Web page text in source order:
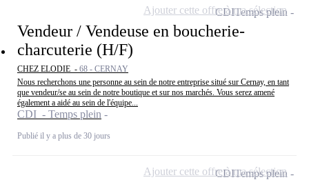
Vendeur / Vendeuse en boucherie-
charcuterie (H/F)
CHEZ ELODIE - 68 - CERNAY
Nous recherchons une personne au sein de notre entreprise situé sur Cernay, en tant
que vendeur/se au sein de notre boutique et sur nos marchés. Vous serez amené
également a aidé au sein de l'équipe...
CDI - Temps plein
Publié il y a plus de 30 jours
CDITemps plein
Ajouter cette offre à ma sélection
CDITemps plein
Ajouter cette offre à ma sélection